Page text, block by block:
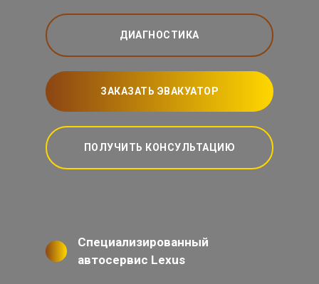
ДИАГНОСТИКА
ЗАКАЗАТЬ ЭВАКУАТОР
ПОЛУЧИТЬ КОНСУЛЬТАЦИЮ
Специализированный
автосервис Lexus